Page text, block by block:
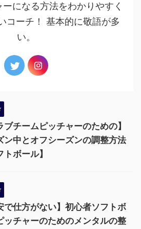
になる方法をわかりやすく
コーチ！ 基本的に敬語が多
い。
ブチームピッチャーのための】
ン中とオフシーズンの調整方法
トボール】
で仕方がない】初心者ソフトボ
ッチャーのためのメンタルの整